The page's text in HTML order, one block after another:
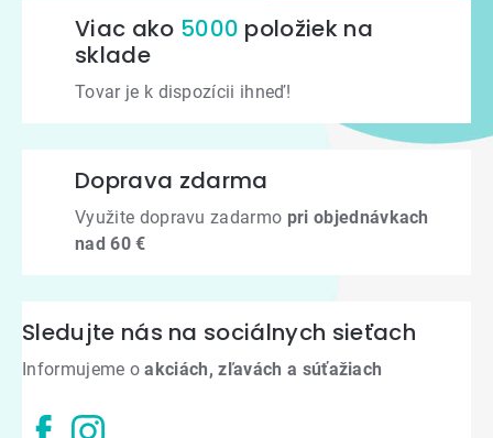
Viac ako 5000 položiek na
sklade
Tovar je k dispozícii ihneď!
Doprava zdarma
Využite dopravu zadarmo pri objednávkach
nad 60 €
Sledujte nás na sociálnych sieťach
Informujeme oakciách, zľavách a súťažiach